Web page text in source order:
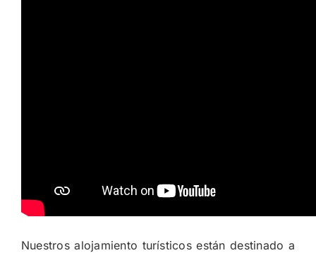
Nuestros alojamiento turísticos están destinado a